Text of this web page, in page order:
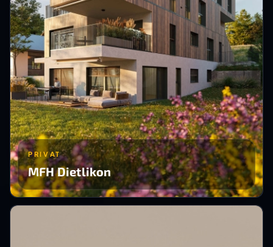
PRIVAT
MFH Dietlikon